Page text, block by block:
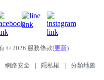
© 2026 服務條款(更新)
網路安全 | 隱私權 | 分類地圖